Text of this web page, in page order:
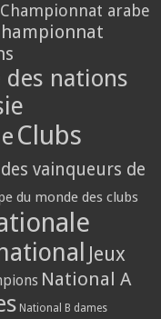
Championnat arabe
nations
Clubs
vainqueurs de
du monde des clubs
Jeux
National A
National B dames